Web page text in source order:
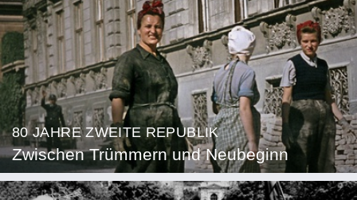
80 JAHRE ZWEITE REPUBLIK
Zwischen Trümmern und Neubeginn